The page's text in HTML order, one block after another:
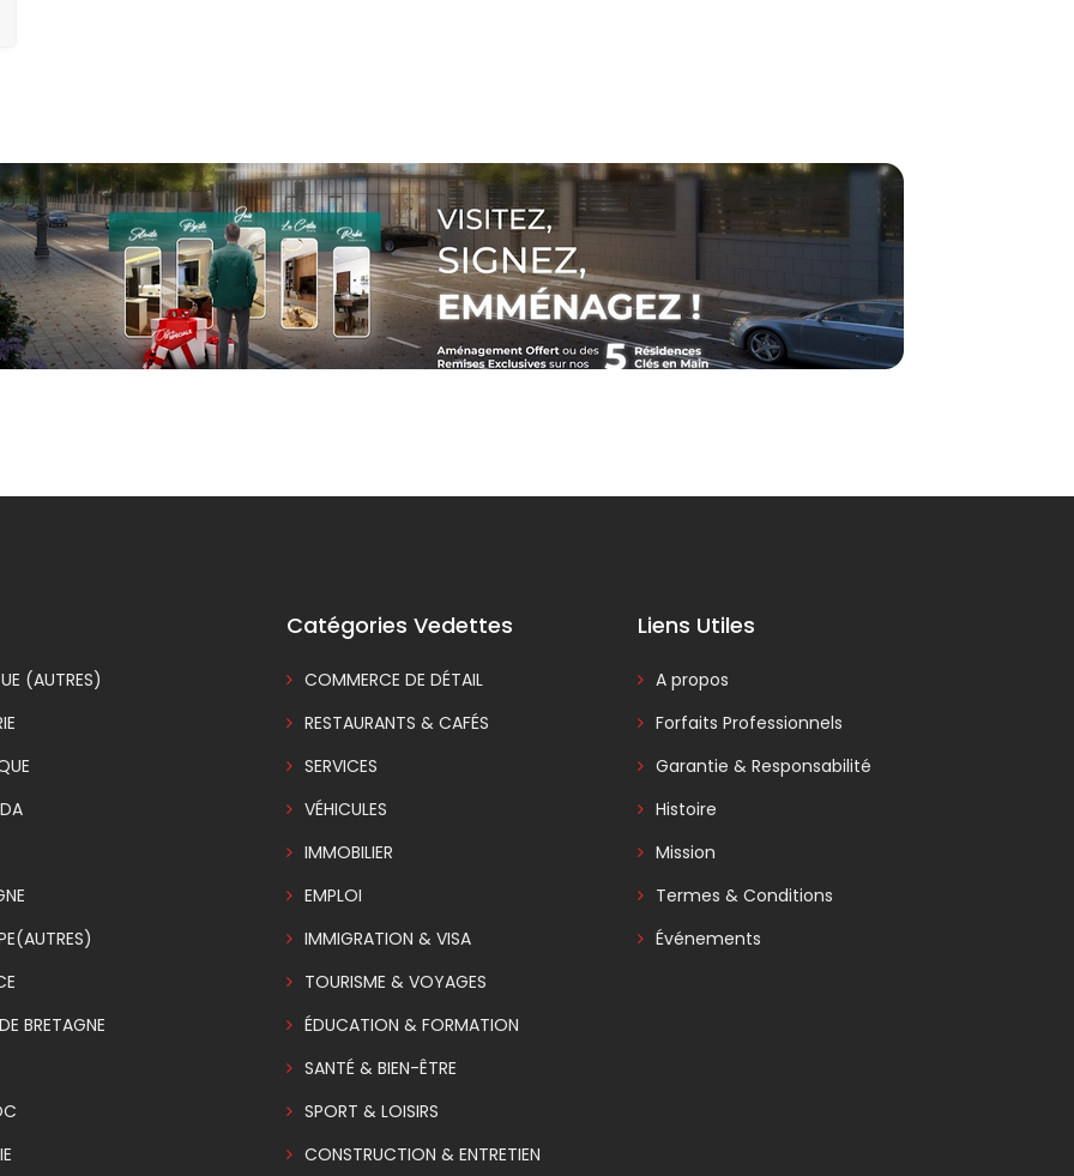
(AUTRES)
BRETAGNE
Catégories Vedettes
COMMERCE DE DÉTAIL
RESTAURANTS & CAFÉS
SERVICES
VÉHICULES
IMMOBILIER
EMPLOI
IMMIGRATION & VISA
TOURISME & VOYAGES
ÉDUCATION & FORMATION
SANTÉ & BIEN-ÊTRE
SPORT & LOISIRS
CONSTRUCTION & ENTRETIEN
Liens Utiles
A propos
Forfaits Professionnels
Garantie & Responsabilité
Histoire
Mission
Termes & Conditions
Événements